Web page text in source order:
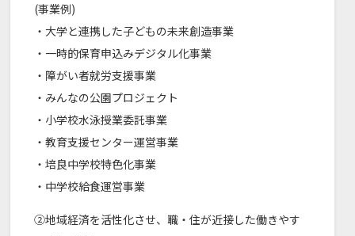
(事業例)
・大学と連携した子どもの未来創造事業
・一時的保育申込みデジタル化事業
・障がい者就労支援事業
・みんなの公園プロジェクト
・小学校水泳授業委託事業
・教育支援センター運営事業
・培良中学校特色化事業
・中学校給食運営事業
②地域経済を活性化させ、職・住が近接した働きやす